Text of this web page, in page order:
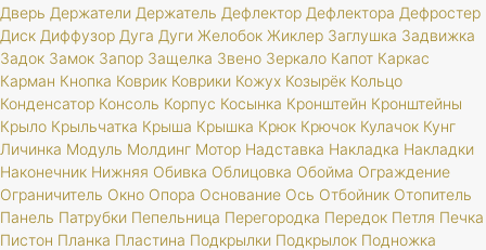
Дверь Держатели Держатель Дефлектор Дефлектора Дефростер
Диск Диффузор Дуга Дуги Желобок Жиклер Заглушка Задвижка
Задок Замок Запор Защелка Звено Зеркало Капот Каркас
Карман Кнопка Коврик Коврики Кожух Козырёк Кольцо
Конденсатор Консоль Корпус Косынка Кронштейн Кронштейны
Крыло Крыльчатка Крыша Крышка Крюк Крючок Кулачок Кунг
Личинка Модуль Молдинг Мотор Надставка Накладка Накладки
Наконечник Нижняя Обивка Облицовка Обойма Ограждение
Ограничитель Окно Опора Основание Ось Отбойник Отопитель
Панель Патрубки Пепельница Перегородка Передок Петля Печка
Пистон Планка Пластина Подкрылки Подкрылок Подножка